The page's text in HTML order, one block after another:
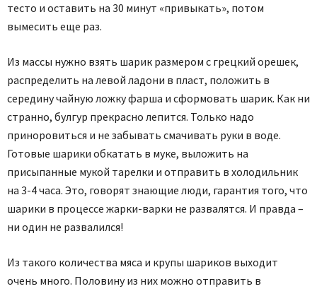
тесто и оставить на 30 минут «привыкать», потом
вымесить еще раз.
Из массы нужно взять шарик размером с грецкий орешек,
распределить на левой ладони в пласт, положить в
середину чайную ложку фарша и сформовать шарик. Как ни
странно, булгур прекрасно лепится. Только надо
приноровиться и не забывать смачивать руки в воде.
Готовые шарики обкатать в муке, выложить на
присыпанные мукой тарелки и отправить в холодильник
на 3-4 часа. Это, говорят знающие люди, гарантия того, что
шарики в процессе жарки-варки не развалятся. И правда –
ни один не развалился!
Из такого количества мяса и крупы шариков выходит
очень много. Половину из них можно отправить в